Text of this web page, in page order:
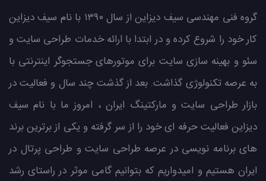
گروه فنی مهندسی سیف دیزاین از سال ۱۳۹۰ با نام سیف دیزاین
کار خود را شروع کرده و در ابتدا با ارائه خدمات طراحی سایت و
سئو و بهینه سازی سایت برای موتورهای جستجوگر اینترنتی با
به عرصه تکنولوژی گذاشت. بعد از گذشت چند سال و فعالیت در
بازار طراحی سایت و مارکتینگ ایران ، امروز ما با نام سیف
دیزاین فعالیت حرفه ای خود را از سر گرفته و یکی از برترین برند
های برنامه نویسی در عرصه طراحی سایت و طراحی پرتال در
ایران هستیم و امیدواریم که بتوانیم گامی موثر در راستای رشد